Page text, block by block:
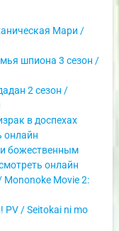
Мари /
шпиона 3 сезон /
2 сезон /
в доспехах
онлайн
божественным
онлайн
Movie 2:
PV / Seitokai ni mo